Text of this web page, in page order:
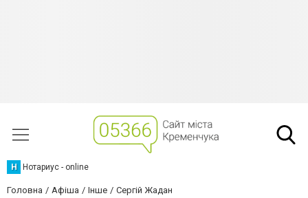
Н Нотариус - online
Головна Афіша Інше Сергій Жадан